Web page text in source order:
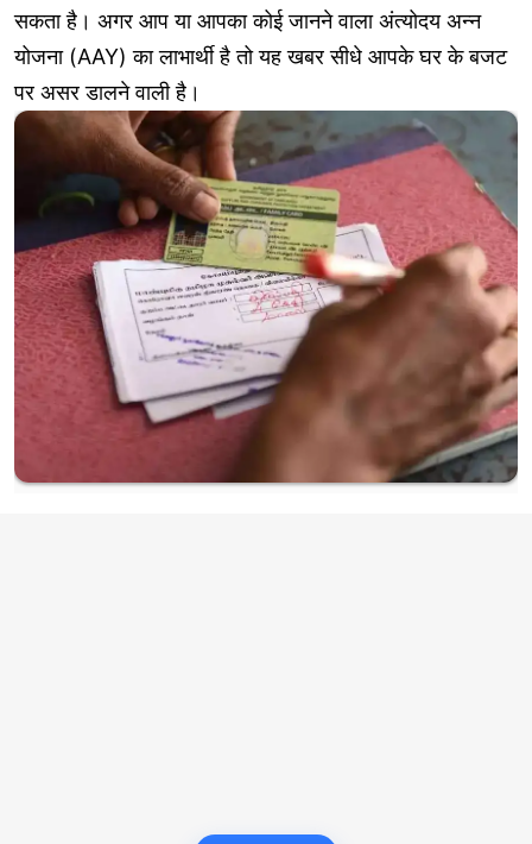
सकता है। अगर आप या आपका कोई जानने वाला अंत्योदय अन्न
योजना (AAY) का लाभार्थी है तो यह खबर सीधे आपके घर के बजट
पर असर डालने वाली है।